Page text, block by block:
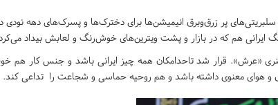
هم که در بازار و پشت ویترین‌های خوش‌رنگ و لعابش بیداد
«عرش». قرار شد تاحدامکان همه چیز ایرانی باشد و جنس کار هم
معنوی داشته باشد و هم روحیه حماسی و شجاعت را تداعی کند.